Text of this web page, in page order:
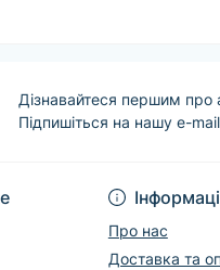
Для медичних
варіант,
та сортуванням, щоб
Дізнавайтеся першим про
Підпишіться на нашу e-
Про нас
Доставка та